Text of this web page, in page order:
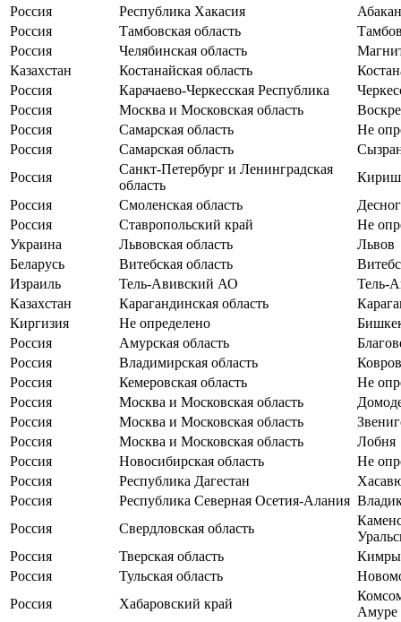
Россия
Республика Хакасия
Абакан
Россия
Тамбовская область
Россия
Челябинская область
Казахстан
Костанайская область
Россия
Карачаево-Черкесская Республика
Россия
Москва и Московская область
Россия
Самарская область
Не
Россия
Самарская область
Россия
Санкт-Петербург и Ленинградская
область
Россия
Смоленская область
Россия
Ставропольский край
Не
Украина
Львовская область
Львов
Беларусь
Витебская область
Израиль
Тель-Авивский АО
Тель-
Казахстан
Карагандинская область
Киргизия
Не определено
Россия
Амурская область
Россия
Владимирская область
Ковров
Россия
Кемеровская область
Не
Россия
Москва и Московская область
Россия
Москва и Московская область
Россия
Москва и Московская область
Лобня
Россия
Новосибирская область
Не
Россия
Республика Дагестан
Россия
Республика Северная Осетия-Алания
Россия
Свердловская область
Россия
Тверская область
Кимры
Россия
Тульская область
Россия
Хабаровский край
Амуре